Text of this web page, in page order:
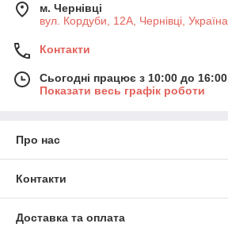
м. Чернівці
вул. Кордуби, 12А, Чернівці, Україна
Контакти
Сьогодні працює з 10:00 до 16:00
Показати весь графік роботи
Про нас
Контакти
Доставка та оплата